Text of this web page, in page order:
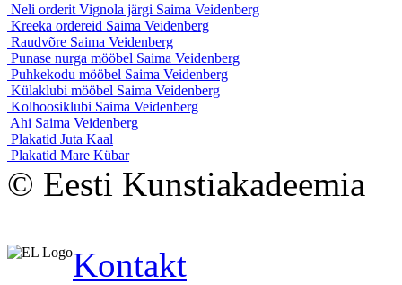
Neli orderit Vignola järgi Saima Veidenberg
Kreeka ordereid Saima Veidenberg
Raudvõre Saima Veidenberg
Punase nurga mööbel Saima Veidenberg
Puhkekodu mööbel Saima Veidenberg
Külaklubi mööbel Saima Veidenberg
Kolhoosiklubi Saima Veidenberg
Ahi Saima Veidenberg
Plakatid Juta Kaal
Plakatid Mare Kübar
© Eesti Kunstiakadeemia
Kontakt